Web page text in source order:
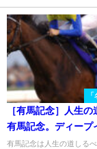
［有馬記念］人生の
有馬記念。ディープ
が負けた日、そして
有馬記念は人生の道しる